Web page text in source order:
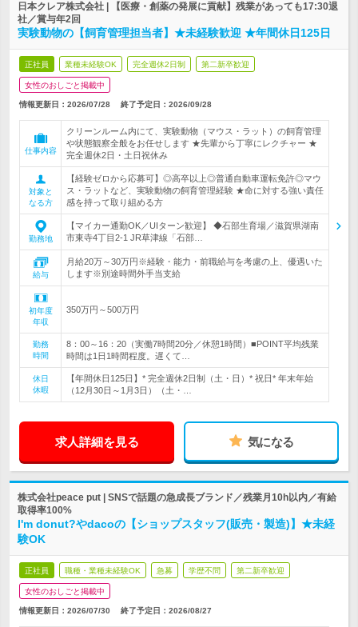
日本クレア株式会社 | 【医療・創薬の発展に貢献】残業があっても17:30退
社／賞与年2回
実験動物の【飼育管理担当者】★未経験歓迎 ★年間休日125日
正社員 業種未経験OK 完全週休2日制 第二新卒歓迎
女性のおしごと掲載中
情報更新日：2026/07/28 終了予定日： 2026/09/28
仕事内容
クリーンルーム内にて、実験動物（マウス・ラット）の飼育管理
や状態観察全般をお任せします ★先輩から丁寧にレクチャー ★
完全週休2日・土日祝休み
対象と
なる方
【経験ゼロから応募可】◎高卒以上◎普通自動車運転免許◎マウ
ス・ラットなど、実験動物の飼育管理経験 ★命に対する強い責任
感を持って取り組める方
勤務地
【マイカー通勤OK／UIターン歓迎】 ◆石部生育場／滋賀県湖南
市東寺4丁目2-1 JR草津線「石部…
給与
月給20万～30万円※経験・能力・前職給与を考慮の上、優遇いた
します※別途時間外手当支給
初年度
年収
350万円～500万円
勤務
時間
8：00～16：20（実働7時間20分／休憩1時間）■POINT平均残業
時間は1日1時間程度。遅くて…
休日
休暇
【年間休日125日】* 完全週休2日制（土・日）* 祝日* 年末年始
（12月30日～1月3日）（土・…
求人詳細を見る 気になる
株式会社peace put | SNSで話題の急成長ブランド／残業月10h以内／有給
取得率100%
I'm donut?やdacoの【ショップスタッフ(販売・製造)】★未経
験OK
正社員 職種・業種未経験OK 急募 学歴不問 第二新卒歓迎
女性のおしごと掲載中
情報更新日：2026/07/30 終了予定日： 2026/08/27